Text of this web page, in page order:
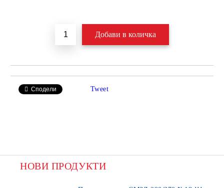
Сподели Tweet
НОВИ ПРОДУКТИ